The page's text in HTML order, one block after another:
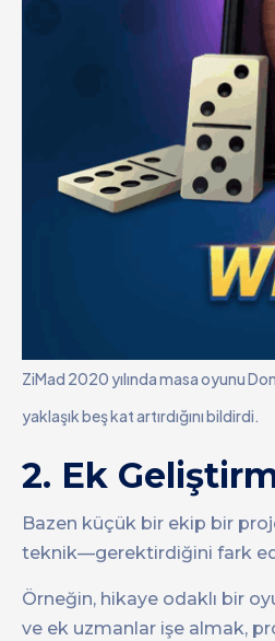
ZiMad 2020 yılında masa oyunu
yaklaşık beş kat artırdığını bildirdi.
2. Ek
Bazen küçük bir ekip bir
teknik—gerektirdiğini fark
Örneğin, hikaye odaklı bir
ve ek uzmanlar işe almak,